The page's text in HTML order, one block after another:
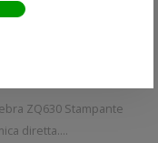
Stampante
diretta.